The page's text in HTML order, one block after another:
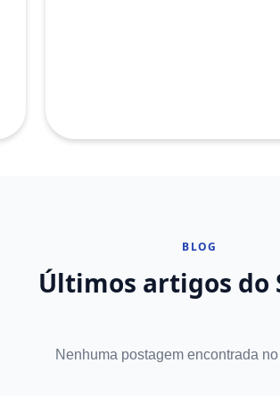
BLOG
Últimos artigos do
Nenhuma postagem encontrada